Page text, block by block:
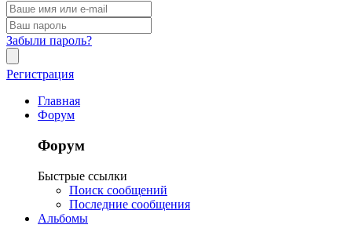
Забыли пароль?
Регистрация
Главная
Форум
Форум
Быстрые ссылки
Поиск сообщений
Последние сообщения
Альбомы